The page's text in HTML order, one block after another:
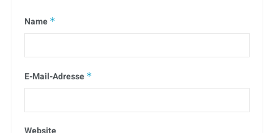
Name *
E-Mail-Adresse *